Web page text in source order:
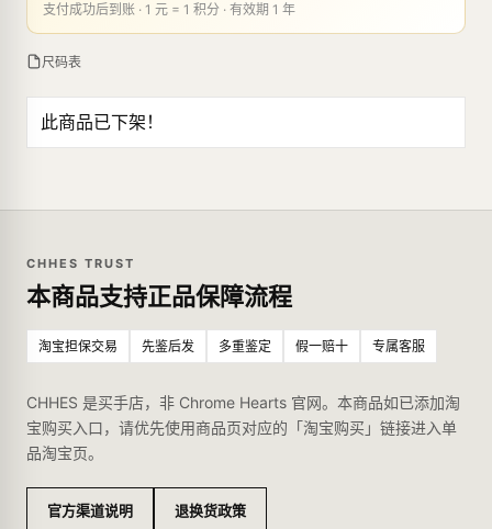
支付成功后到账 · 1 元 = 1 积分 · 有效期 1 年
尺码表
此商品已下架！
CHHES TRUST
本商品支持正品保障流程
淘宝担保交易 先鉴后发 多重鉴定 假一赔十 专属客服
CHHES 是买手店，非 Chrome Hearts 官网。本商品如已添加淘
宝购买入口，请优先使用商品页对应的「淘宝购买」链接进入单
品淘宝页。
官方渠道说明 退换货政策